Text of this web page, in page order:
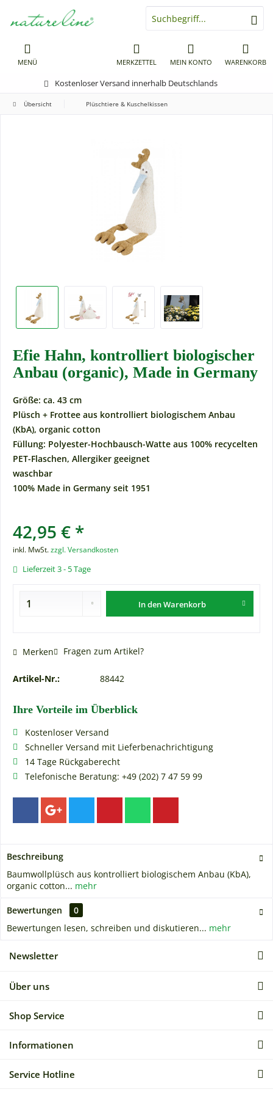
Kostenloser Versand innerhalb Deutschlands
MENÜ WARENKORB
MERKZETTEL MEIN KONTO
Übersicht Plüschtiere & Kuschelkissen
Efie Hahn, kontrolliert biologischer
Anbau (organic), Made in Germany
Größe: ca. 43 cm
Plüsch + Frottee aus kontrolliert biologischem Anbau
(KbA), organic cotton
Füllung: Polyester-Hochbausch-Watte aus 100% recycelten
PET-Flaschen, Allergiker geeignet
waschbar
100% Made in Germany seit 1951
42,95 € *
inkl. MwSt.zzgl. Versandkosten
Lieferzeit 3 - 5 Tage
In denWarenkorb
Merken Fragen zum Artikel?
Artikel-Nr.: 88442
Ihre Vorteile im Überblick
Kostenloser Versand
Schneller Versand mit Lieferbenachrichtigung
14 Tage Rückgaberecht
Telefonische Beratung: +49 (202) 7 47 59 99
Beschreibung
Baumwollplüsch aus kontrolliert biologischem Anbau (KbA),
organic cotton... mehr
Bewertungen
0
Bewertungen lesen, schreiben und diskutieren... mehr
Newsletter
Über uns
Shop Service
Informationen
Service Hotline